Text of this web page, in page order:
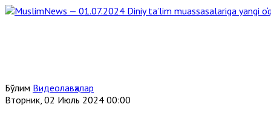
Бўлим Видеолавҳалар
Вторник, 02 Июль 2024 00:00